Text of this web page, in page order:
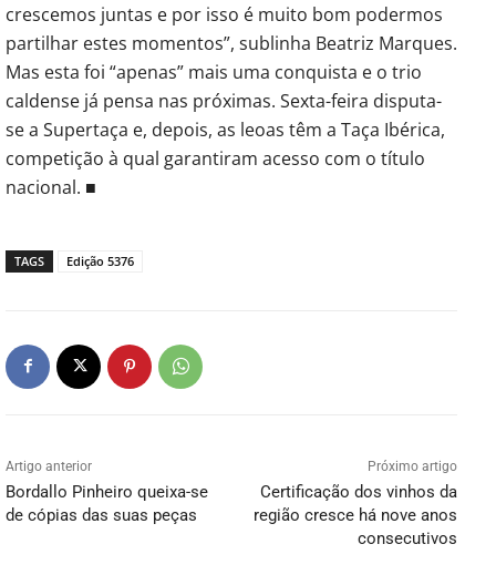
crescemos juntas e por isso é muito bom podermos
partilhar estes momentos”, sublinha Beatriz Marques.
Mas esta foi “apenas” mais uma conquista e o trio
caldense já pensa nas próximas. Sexta-feira disputa-
se a Supertaça e, depois, as leoas têm a Taça Ibérica,
competição à qual garantiram acesso com o título
nacional. ■
TAGS Edição 5376
Artigo anterior
Bordallo Pinheiro queixa-se
de cópias das suas peças
Próximo artigo
Certificação dos vinhos da
região cresce há nove anos
consecutivos